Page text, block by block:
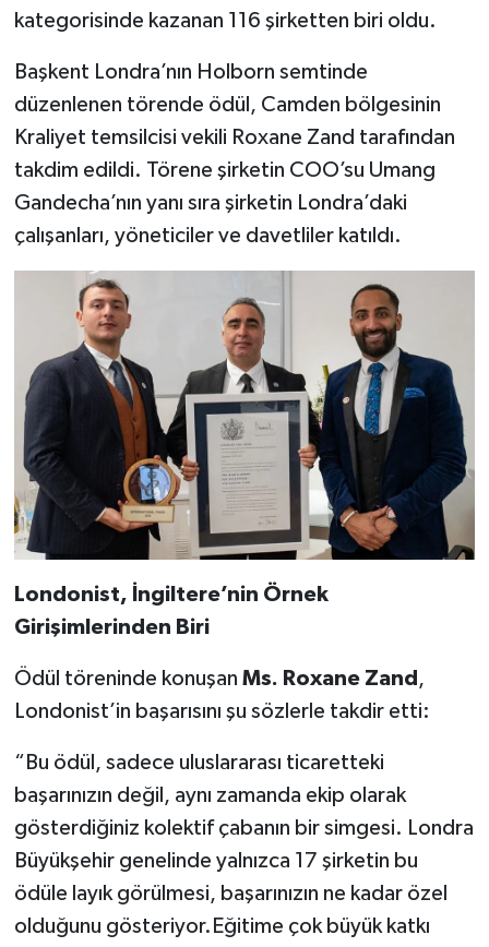
kategorisinde kazanan 116 şirketten biri oldu.
Başkent Londra’nın Holborn semtinde
düzenlenen törende ödül, Camden bölgesinin
Kraliyet temsilcisi vekili Roxane Zand tarafından
takdim edildi. Törene şirketin COO’su Umang
Gandecha’nın yanı sıra şirketin Londra’daki
çalışanları, yöneticiler ve davetliler katıldı.
Londonist, İngiltere’nin Örnek
Girişimlerinden Biri
Ödül töreninde konuşan Ms. Roxane Zand ,
Londonist’in başarısını şu sözlerle takdir etti:
“Bu ödül, sadece uluslararası ticaretteki
başarınızın değil, aynı zamanda ekip olarak
gösterdiğiniz kolektif çabanın bir simgesi. Londra
Büyükşehir genelinde yalnızca 17 şirketin bu
ödüle layık görülmesi, başarınızın ne kadar özel
olduğunu gösteriyor.Eğitime çok büyük katkı